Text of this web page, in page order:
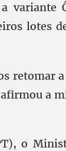
variante
lotes
retomar
a
o